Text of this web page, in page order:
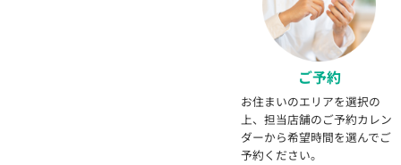
ご予約
お住まいのエリアを選択の
上、担当店舗のご予約カレン
ダーから希望時間を選んでご
予約ください。